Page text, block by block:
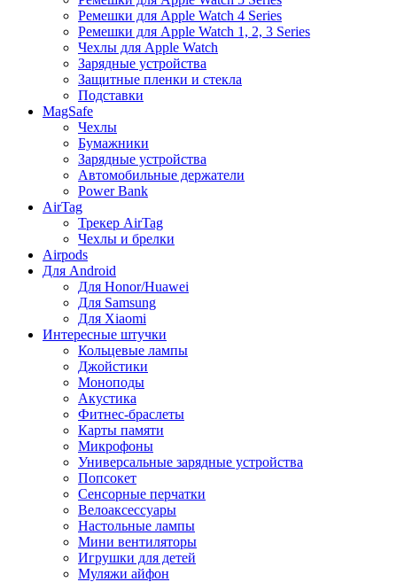
Ремешки для Apple Watch 4 Series
Ремешки для Apple Watch 1, 2, 3 Series
Чехлы для Apple Watch
Зарядные устройства
Защитные пленки и стекла
Подставки
MagSafe
Чехлы
Бумажники
Зарядные устройства
Автомобильные держатели
Power Bank
AirTag
Трекер AirTag
Чехлы и брелки
Airpods
Для Android
Для Honor/Huawei
Для Samsung
Для Xiaomi
Интересные штучки
Кольцевые лампы
Джойстики
Моноподы
Акустика
Фитнес-браслеты
Карты памяти
Микрофоны
Универсальные зарядные устройства
Попсокет
Сенсорные перчатки
Велоаксессуары
Настольные лампы
Мини вентиляторы
Игрушки для детей
Муляжи айфон